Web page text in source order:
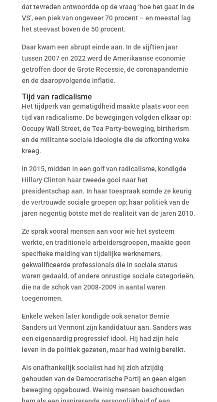
dat tevreden antwoordde op de vraag ‘hoe het gaat in de
VS’, een piek van ongeveer 70 procent – en meestal lag
het steevast boven de 50 procent.
Daar kwam een abrupt einde aan. In de vijftien jaar
tussen 2007 en 2022 werd de Amerikaanse economie
getroffen door de Grote Recessie, de coronapandemie
en de daaropvolgende inflatie.
Tijd van radicalisme
Het tijdperk van gematigdheid maakte plaats voor een
tijd van radicalisme. De bewegingen volgden elkaar op:
Occupy Wall Street, de Tea Party-beweging, birtherism
en de militante sociale ideologie die de afkorting woke
kreeg.
In 2015, midden in een golf van radicalisme, kondigde
Hillary Clinton haar tweede gooi naar het
presidentschap aan. In haar toespraak somde ze keurig
de vertrouwde sociale groepen op; haar politiek van de
jaren negentig botste met de realiteit van de jaren 2010.
Ze sprak vooral mensen aan voor wie het systeem
werkte, en traditionele arbeidersgroepen, maakte geen
specifieke melding van tijdelijke werknemers,
gekwalificeerde professionals die in sociale status
waren gedaald, of andere onrustige sociale categorieën,
die na de schok van 2008-2009 in aantal waren
toegenomen.
Enkele weken later kondigde ook senator Bernie
Sanders uit Vermont zijn kandidatuur aan. Sanders was
een eigenaardig progressief idool. Hij had zijn hele
leven in de politiek gezeten, maar had weinig bereikt.
Als onafhankelijk socialist had hij zich afzijdig
gehouden van de Democratische Partij en geen eigen
beweging opgebouwd. Weinig mensen beschouwden